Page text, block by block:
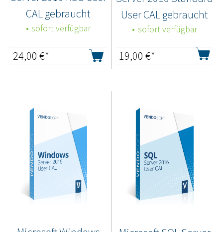
CAL gebraucht
sofort verfügbar
24,00 €*
User CAL gebraucht
sofort verfügbar
19,00 €*